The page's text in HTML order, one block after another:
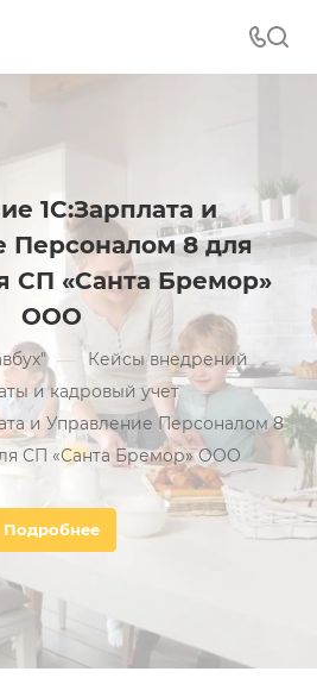
1С:Зарплата и
Персоналом 8 для
СП «Санта Бремор»
ООО
— Кейсы внедрений —
и кадровый учет —
и Управление Персоналом 8
СП «Санта Бремор» ООО
Подробнее